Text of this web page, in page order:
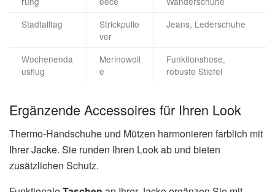
Stadtalltag
Strickpullo
ver
Jeans, Lederschuhe
Wochenenda
usflug
Merinowoll
e
Funktionshose,
robuste Stiefel
Ergänzende Accessoires für Ihren Look
Thermo-Handschuhe und Mützen harmonieren farblich mit
Ihrer Jacke. Sie runden Ihren Look ab und bieten
zusätzlichen Schutz.